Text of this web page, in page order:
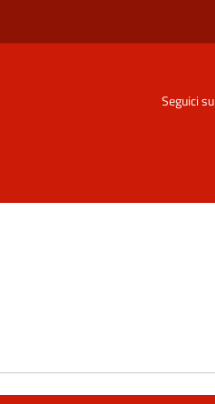
Seguici su